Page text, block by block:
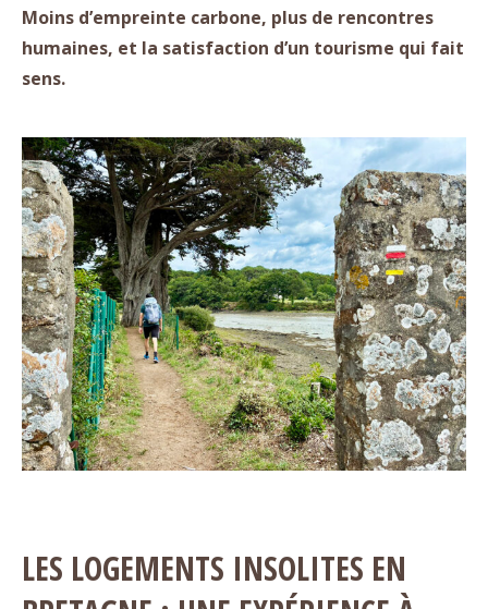
Moins d’empreinte carbone, plus de rencontres
humaines, et la satisfaction d’un tourisme qui fait
sens.
LES LOGEMENTS INSOLITES EN